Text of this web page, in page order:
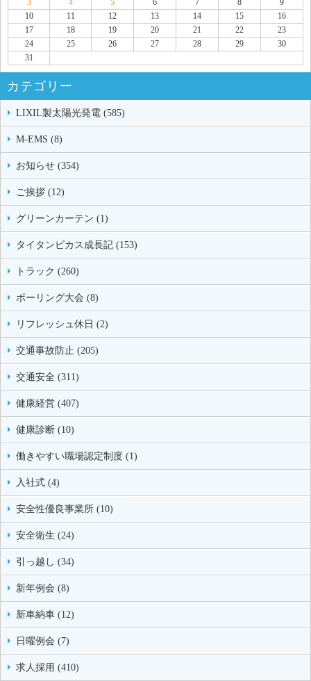
10
11 12 13 14 15
16
17
18 19 20 21 22
23
24
25 26 27 28 29
30
31
カテゴリー
LIXIL製太陽光発電 (585)
M-EMS (8)
お知らせ (354)
ご挨拶 (12)
グリーンカーテン (1)
タイタンビカス成長記 (153)
トラック (260)
ボーリング大会 (8)
リフレッシュ休日 (2)
交通事故防止 (205)
交通安全 (311)
健康経営 (407)
健康診断 (10)
働きやすい職場認定制度 (1)
入社式 (4)
安全性優良事業所 (10)
安全衛生 (24)
引っ越し (34)
新年例会 (8)
新車納車 (12)
日曜例会 (7)
求人採用 (410)